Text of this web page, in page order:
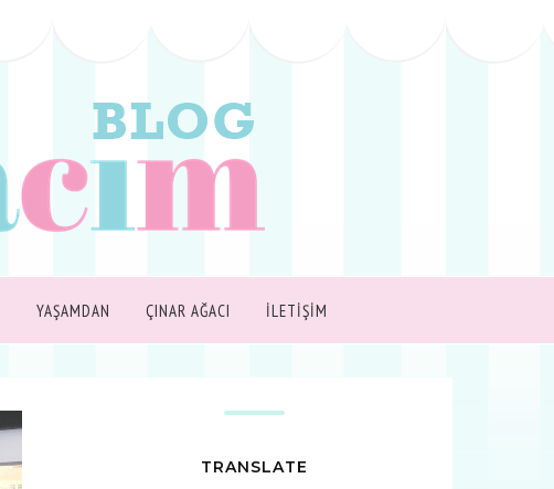
YAŞAMDAN ÇINAR AĞACI İLETİŞİM
TRANSLATE